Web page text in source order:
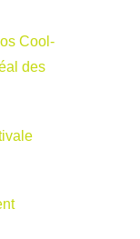
Cool-
des